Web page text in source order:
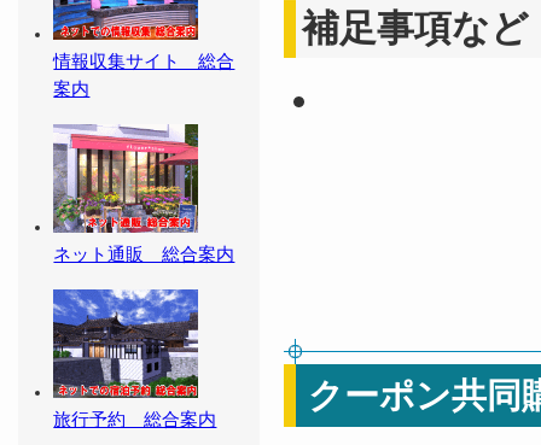
補足事項など
クーポン共
情報収集サイト 総合
案内
ネット通販 総合案内
旅行予約 総合案内